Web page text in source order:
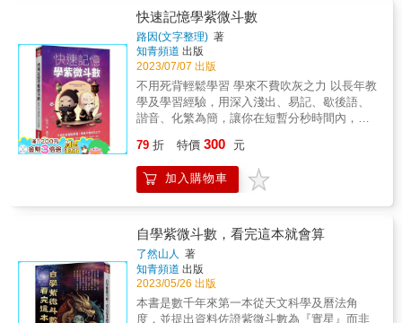
「違背職務」，出張明牌。 & 蓋洛普預測西元
二千年，美國青年將在健身房裡吸毒，這種矛
盾的畫面，在我們前面舉說的話題裡，不也是
幽靈般地出現了嗎？ & 知識爆炸帶給人類更加
的迷憫與無知，而不是聰明與達觀。科學態度
只帶給我們這個社會「迷信傳言的統計」，依
舊落入「三人成虎」、「曾參殺人」的陷阱，
並未帶給我們「追根究底」的思潮與作為。更
可怕的，我們為了追求生存，竟無視於生命的
存在。 & 我們應該冷靜一下，認真思考這些問
題。我們發覺：一個人在窮、病、否、困的時
候，最能感應生命的訊息，進而接受神、佛、
離。 & 基於這個理由，我們應該發揚這些學
問，使我們不時擁抱著生命的喜悅。但，很遺
憾的，命理學在台灣，始終像一個討人喜愛的
私生子，大眾對它的感情和看法一直是複雜
的。筆者眼看日本博士、教授以及香港學者之
流，對中國命學典籍的研究、放正、著述，不
別人的優點，異中求同，再作發揮，或是吸取
別人的長處後，同中求異，自認推翻了他人的
論調，而沾沾自喜。別人的作品明明有八十分
的佳績，卻要去挖人家尚未得到的二十分，而
自以為是，這是不道德的，也是傷己的心理與
行徑。另一種情況就是，古來各門學術的肇始
者很高明，被奉為鼻祖之後，就沒有人能超越
他，只在鼻祖無意間劃定的範圈內打滾。各位
讀者，讓我們學習洋人的心胸，試看：英國大
有蒸汽機的發明，這個發現與發明，導致了工
業革命，並為後世廣泛運用。時至今日，已有
多少更高超的發明是根據他的發現而來，但始
終沒有人(包含我們中國人)詆譭他的發現是原始
的、粗糙的。假使我們也能有這種心胸，無論
從事那一門學術的研究工作，把前人的創見，
當做原理原則，而從這個基礎出發，那麼必會
有許多突破性的斬獲。 & 研究紫微斗數也不例
外，如何運用他人點滴露水，澆我紫斗園中的
相對地提高未來著作水準的要求。我反省到讀
者的讚賞，源自於《紫微初階》《紫微進階》
的明朗步驟與豐富內容；「不留一手」是我的
天性，外加從沒想當命理師與命理老師，更使
我在寫書時，能暢所欲言。兩本書一出，我享
受了「不留一手」的好處；這期間，常與懂得
命理的學生或朋友，共勉「不留一手」，發揚
出，那麼拿什麼教學生？」 & 我的回答是：
一、因你「不留一手」，寫書、講課自然有份
量，學生將會源源不斷。 & 二、如你擔憂肚子
昨天更進步，這是「不留一手」帶來的好處。
& 三、日日在進步，年年有創見，不用怕沒學
生。這是知命者該有的作為，才不會淪為江湖
術士。 & 另外，為了提昇層次，先擱下預計要
寫的第三本斗數著作，轉而追溯五術根源，發
現五術(山醫命相卜)皆源自道家。 老子《西昇
骨，不要傲氣；要爭氣，不要生氣。 ＊ 敏感的
好處是善於分析，壞處是事事憂疑。 ＊ 不理是
非，是非自少；不談是非，是非自遠。 ＊ 有觀
念的人是火車頭，沒觀念的人是車廂。 ＊ 『理
想』的定義：處『理』好『想』法。 ＊ 靜心要
讓心靜，切莫墜入陰沈。 ＊ 涓滴之得，聚沙成
塔；涓滴之失，轉眼成空。 ＊ 男為陽，陽中要
有陰；女為陰，陰中要有陽。 ＊ 不要『贏在』
起跑點，卻一路『輸到』終結點。 ＊ 要『贏
才用來創造事物或解決問題，絕非用來製造問
題或引發爭端。 ＊ 美好的人生是鬆中有緊，緊
中有鬆。 ＊ 『命理』是用來『理命』的。 ＊
他人或環境對我不設限，就是自我設限。 ＊ 協
調的本意就是協調，絕對不容破裂。 ＊ 柔能護
剛，剛能挺柔。 ＊ 聰明人尋煩惱，智慧人無煩
惱。 &
快速記憶學紫微斗數
路因(文字整理) 著
知青頻道 出版
2023/07/07 出版
不用死背輕鬆學習 學來不費吹灰之力 以長年教
學及學習經驗，用深入淺出、易記、歇後語、
諧音、化繁為簡，讓你在短暫分秒時間內，認
稱、五行、宮位強弱、坐向。 奧地利出生，入
了英國籍，是位哲學家及數理邏輯學家，路德
維希．維特根斯坦（Ludwig Wittgenstein）說
難快樂。」 紫微斗數是藉由每一顆星的交互運
作，找出人的特質、優點、缺點、行為、才華
和潛能，可知己知彼，進而改之或加勉，為自
己創造出新的命與運，或和人建立好的善緣與
同理心。 人的個性在生下的那一剎那，紫微斗
數的命宮就已清楚呈現出你獨特的個性、特質
79 折 特價 300 元
加入購物車
自學紫微斗數，看完這本就會算
了然山人
著
知青頻道 出版
2023/05/26 出版
本書是數千年來第一本從天文科學及曆法角
度，並提出資料佐證紫微斗數為『實星』而非